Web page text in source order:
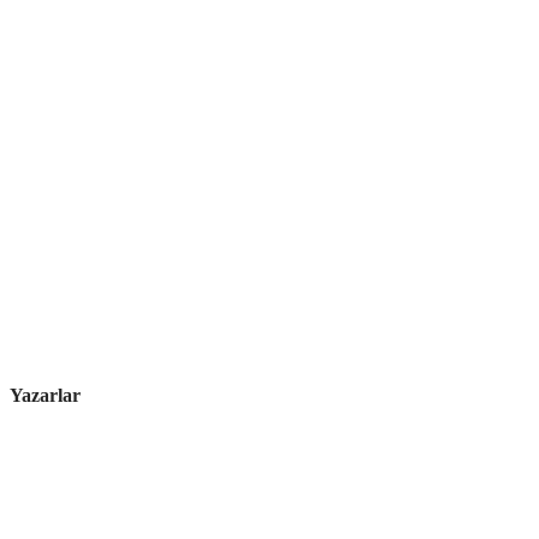
Yazarlar